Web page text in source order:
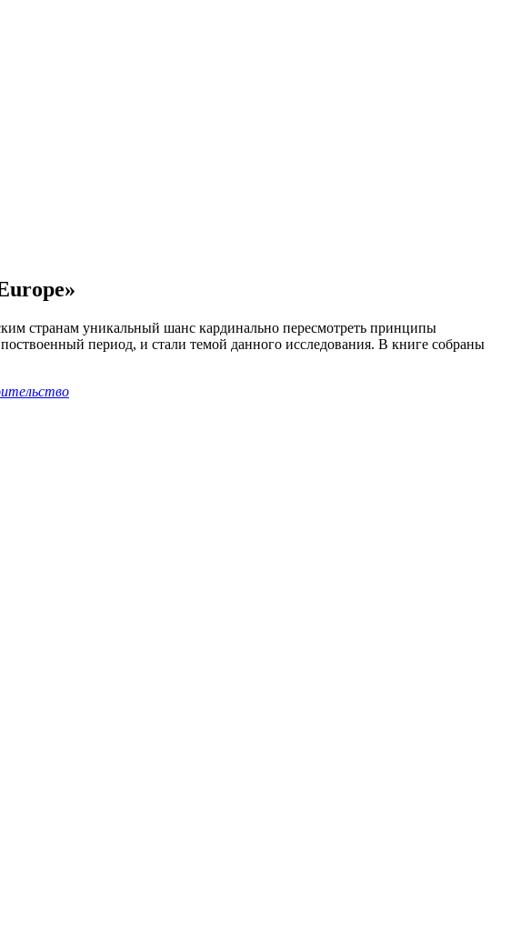
странам уникальный шанс кардинально пересмотреть принципы
период, и стали темой данного исследования. В книге собраны